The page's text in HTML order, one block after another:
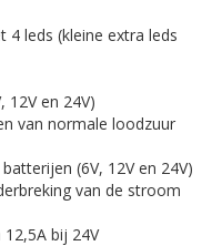
leds (kleine extra leds
12V en 24V)
van normale loodzuur
(6V, 12V en 24V)
van de stroom
bij 24V